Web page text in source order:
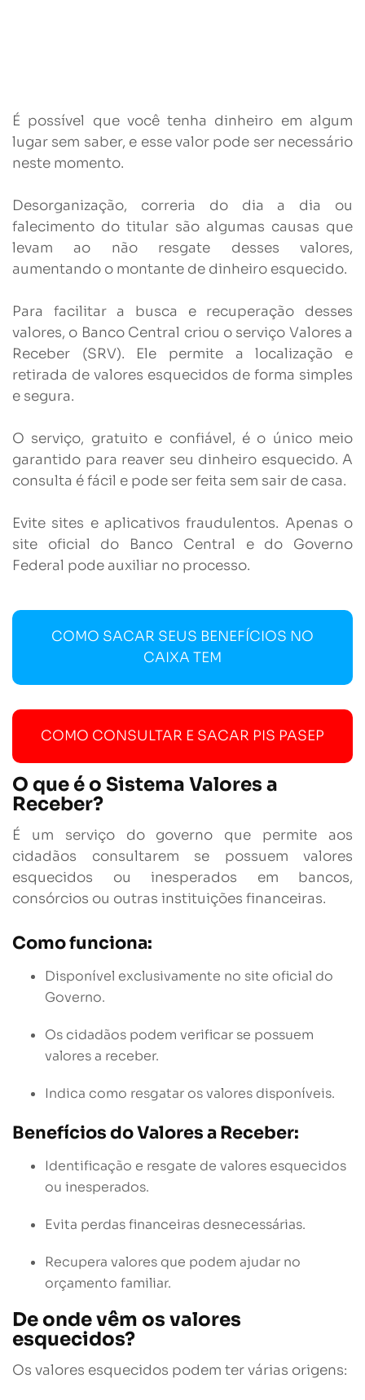
É possível que você tenha dinheiro em algum
lugar sem saber, e esse valor pode ser necessário
neste momento.
Desorganização, correria do dia a dia ou
falecimento do titular são algumas causas que
levam ao não resgate desses valores,
aumentando o montante de dinheiro esquecido.
Para facilitar a busca e recuperação desses
valores, o Banco Central criou o serviço Valores a
Receber (SRV). Ele permite a localização e
retirada de valores esquecidos de forma simples
e segura.
O serviço, gratuito e confiável, é o único meio
garantido para reaver seu dinheiro esquecido. A
consulta é fácil e pode ser feita sem sair de casa.
Evite sites e aplicativos fraudulentos. Apenas o
site oficial do Banco Central e do Governo
Federal pode auxiliar no processo.
COMO SACAR SEUS BENEFÍCIOS NO
CAIXA TEM
COMO CONSULTAR E SACAR PIS PASEP
O que é o Sistema Valores a
Receber?
É um serviço do governo que permite aos
cidadãos consultarem se possuem valores
esquecidos ou inesperados em bancos,
consórcios ou outras instituições financeiras.
Como funciona:
Disponível exclusivamente no site oficial do
Governo.
Os cidadãos podem verificar se possuem
valores a receber.
Indica como resgatar os valores disponíveis.
Benefícios do Valores a Receber:
Identificação e resgate de valores esquecidos
ou inesperados.
Evita perdas financeiras desnecessárias.
Recupera valores que podem ajudar no
orçamento familiar.
De onde vêm os valores
esquecidos?
Os valores esquecidos podem ter várias origens: